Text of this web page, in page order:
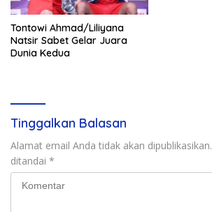
Tontowi Ahmad/Liliyana
Natsir Sabet Gelar Juara
Dunia Kedua
Tinggalkan Balasan
Alamat email Anda tidak akan dipublikasikan.
ditandai *